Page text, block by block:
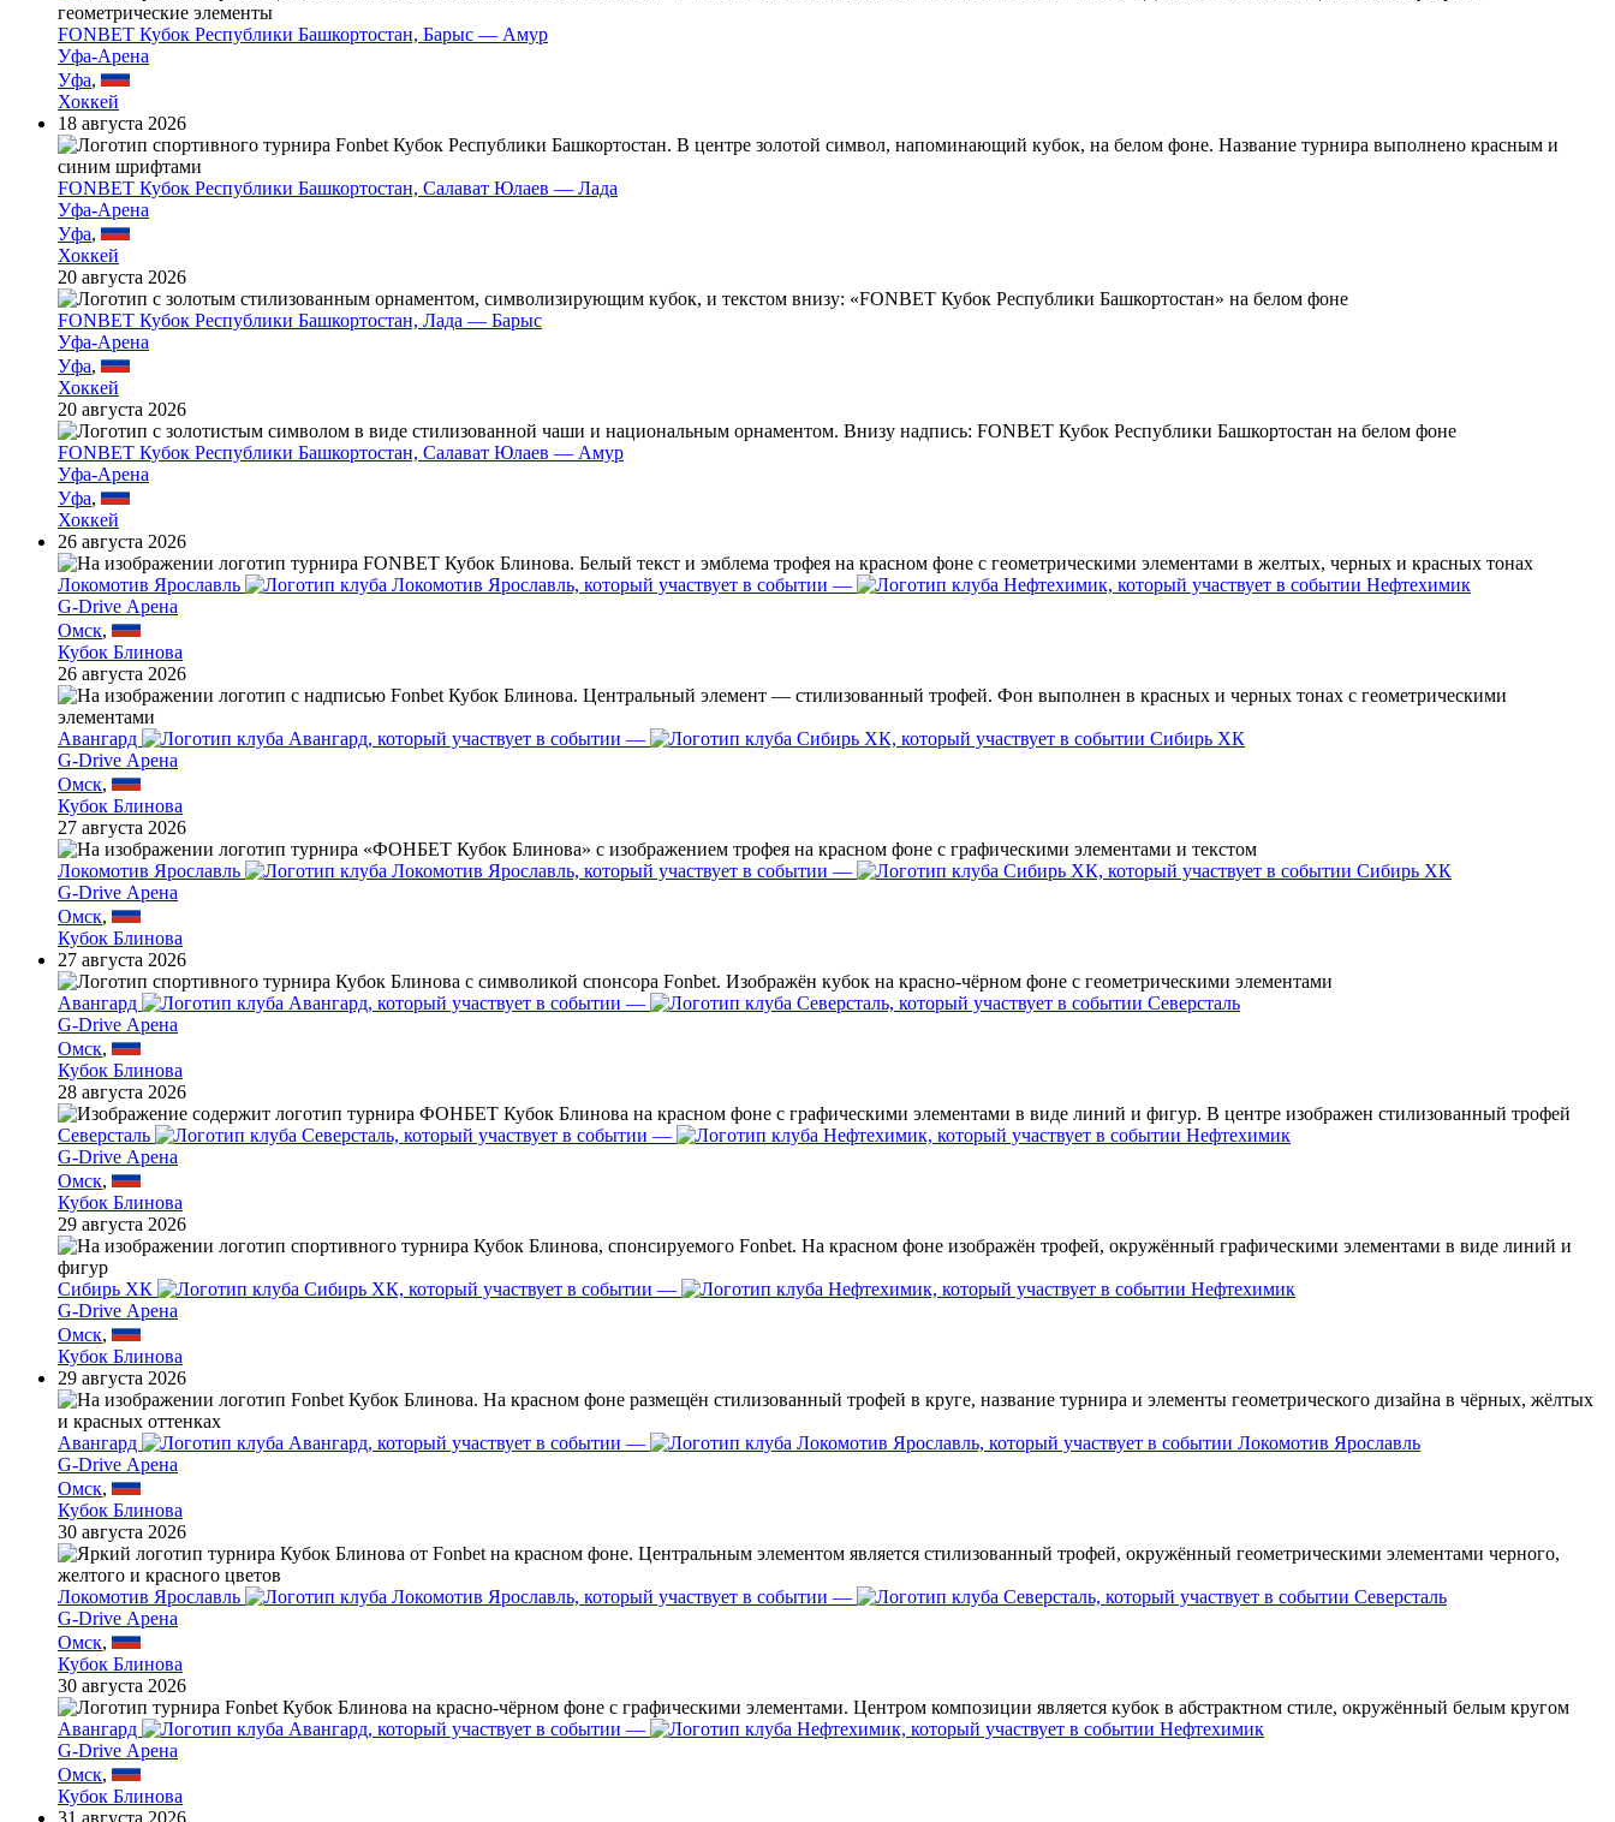
FONBET Кубок Республики Башкортостан, Барыс — Амур
Уфа-Арена
Уфа,
Хоккей
18 августа 2026
FONBET Кубок Республики Башкортостан, Салават Юлаев — Лада
Уфа-Арена
Уфа,
Хоккей
20 августа 2026
FONBET Кубок Республики Башкортостан, Лада — Барыс
Уфа-Арена
Уфа,
Хоккей
20 августа 2026
FONBET Кубок Республики Башкортостан, Салават Юлаев — Амур
Уфа-Арена
Уфа,
Хоккей
26 августа 2026
Локомотив Ярославль —
Нефтехимик
G-Drive Арена
Омск,
Кубок Блинова
26 августа 2026
Авангард —
Сибирь ХК
G-Drive Арена
Омск,
Кубок Блинова
27 августа 2026
Локомотив Ярославль —
Сибирь ХК
G-Drive Арена
Омск,
Кубок Блинова
27 августа 2026
Авангард —
Северсталь
G-Drive Арена
Омск,
Кубок Блинова
28 августа 2026
Северсталь —
Нефтехимик
G-Drive Арена
Омск,
Кубок Блинова
29 августа 2026
Сибирь ХК —
Нефтехимик
G-Drive Арена
Омск,
Кубок Блинова
29 августа 2026
Авангард —
Локомотив Ярославль
G-Drive Арена
Омск,
Кубок Блинова
30 августа 2026
Локомотив Ярославль —
Северсталь
G-Drive Арена
Омск,
Кубок Блинова
30 августа 2026
Авангард —
Нефтехимик
G-Drive Арена
Омск,
Кубок Блинова
31 августа 2026